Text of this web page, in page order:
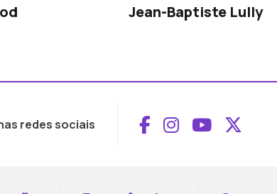
Jean-Baptiste Lully
redes sociais Aceder ao
Aceder ao
Aceder